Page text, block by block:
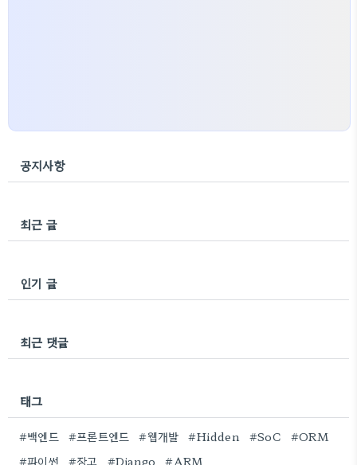
공지사항
최근 글
인기 글
최근 댓글
태그
#백엔드 #프론트엔드 #웹개발 #Hidden #SoC
#ORM
#파이썬
#장고 #Django #ARM